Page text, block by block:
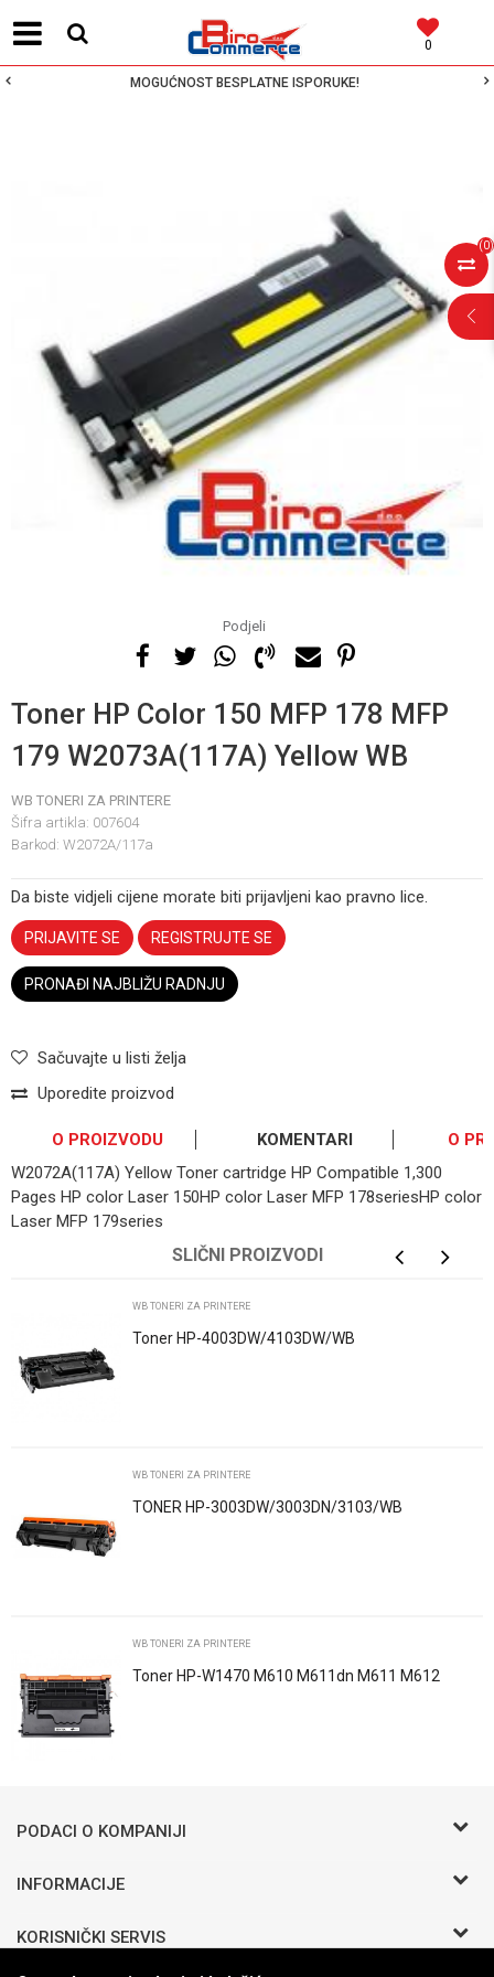
0
MOGUĆNOST BESPLATNE ISPORUKE!
(0)
Podjeli
Toner HP Color 150 MFP 178 MFP
179 W2073A(117A) Yellow WB
WB TONERI ZA PRINTERE
Šifra artikla: 007604
Barkod: W2072A/117a
Da biste vidjeli cijene morate biti prijavljeni kao pravno lice.
PRIJAVITE SE REGISTRUJTE SE
PRONAĐI NAJBLIŽU RADNJU
Sačuvajte u listi želja
Uporedite proizvod
O PROIZVODU KOMENTARI
O
W2072A(117A) Yellow Toner cartridge HP Compatible 1,300
Pages HP color Laser 150HP color Laser MFP 178seriesHP color
Laser MFP 179series
Email
Trenutno nema komentara
SLIČNI PROIZVODI
WB TONERI ZA PRINTERE
Toner HP-4003DW/4103DW/WB
WB TONERI ZA PRINTERE
TONER HP-3003DW/3003DN/3103/WB
WB TONERI ZA PRINTERE
Toner HP-W1470 M610 M611dn M611 M612
PODACI O KOMPANIJI
BIRO COMMERCE D.O.O
Bosanska b.b.
INFORMACIJE
Zaposlenje
KORISNIČKI SERVIS